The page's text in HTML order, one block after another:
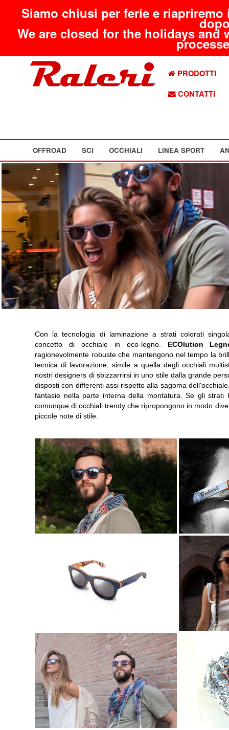
Siamo chiusi per ferie e
We are closed for the holidays
PRODOTTI
CONTATTI
OFFROAD SCI OCCHIALI LINEA SPORT
Con la tecnologia di laminazione a strati colorati
concetto di occhiale in eco-legno. ECOlution
ragionevolmente robuste che mantengono nel tempo la
tecnica di lavorazione, simile a quella degli occhiali
nostri designers di sbizzarrirsi in uno stile dalla grande
disposti con differenti assi rispetto alla sagoma
fantasie nella parte interna della montatura. Se gli
comunque di occhiali trendy che ripropongono in modo
piccole note di stile.